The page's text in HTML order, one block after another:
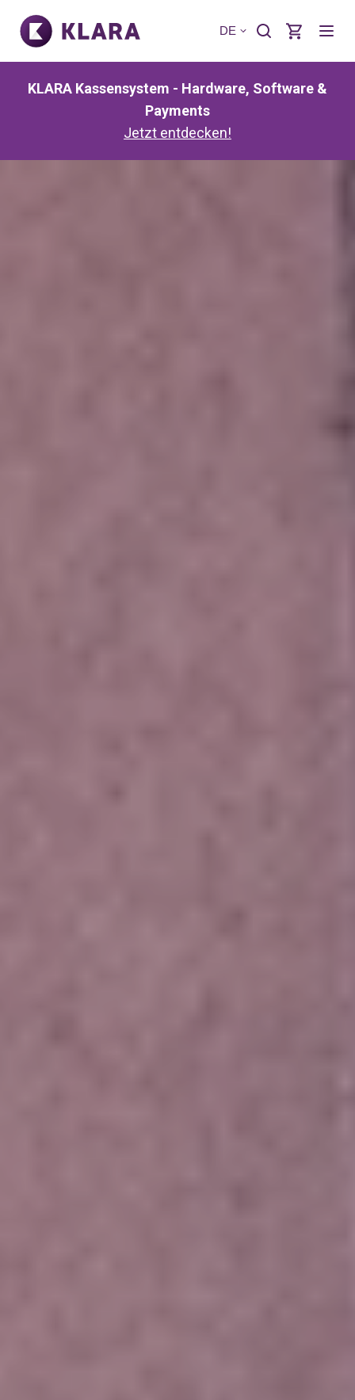
DE
KLARA Kassensystem - Hardware, Software &
Payments
Jetzt entdecken!